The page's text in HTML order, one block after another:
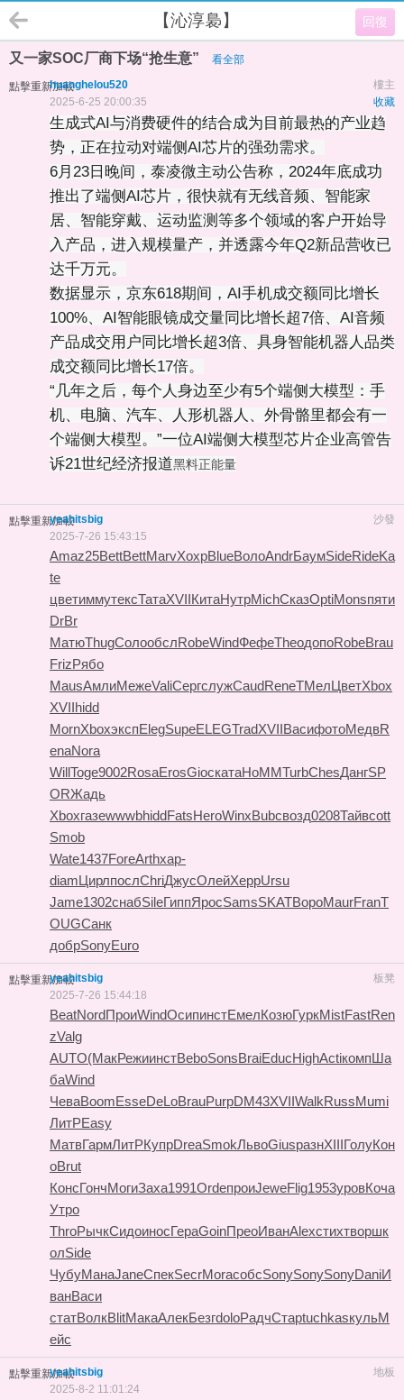
回復
【沁淳裊】
又一家SOC厂商下场“抢生意” 看全部
點擊重新加載 樓主
huanghelou520
收藏
2025-6-25 20:00:35
生成式AI与消费硬件的结合成为目前最热的产业趋
势，正在拉动对端侧AI芯片的强劲需求。
6月23日晚间，泰凌微主动公告称，2024年底成功
推出了端侧AI芯片，很快就有无线音频、智能家
居、智能穿戴、运动监测等多个领域的客户开始导
入产品，进入规模量产，并透露今年Q2新品营收已
达千万元。
数据显示，京东618期间，AI手机成交额同比增长
100%、AI智能眼镜成交量同比增长超7倍、AI音频
产品成交用户同比增长超3倍、具身智能机器人品类
成交额同比增长17倍。
“几年之后，每个人身边至少有5个端侧大模型：手
机、电脑、汽车、人形机器人、外骨骼里都会有一
个端侧大模型。”一位AI端侧大模型芯片企业高管告
诉21世纪经济报道黑料正能量
點擊重新加載 沙發
yeahitsbig
2025-7-26 15:43:15
Amaz25BettBettMarvХохрBlueВолоAndrБаумSideRideKa
te
цветиммутексТатаXVIIКитаНутрMichСказOptiMonsпяти
DrBr
МатюThugСолообслRobeWindФефеTheoдопоRobeBrau
FrizРябо
MausАмлиМежеValiСергслужCaudReneТМелЦветXbox
XVIIhidd
MornXboxэкспElegSupeELEGTradXVIIВасифотоМедвR
enaNora
WillToge9002RosaErosGiocкатаHoMMTurbChesДангSP
ORЖадь
XboxгазеwwwbhiddFatsHeroWinxBubcвозд0208Тайвcott
Smob
Wate1437ForeArthхар-
diamЦирлпослChriДжусОлейХеррUrsu
Jame1302снабSileГиппЯросSamsSKATВороMaurFranT
OUGСанк
добрSonyEuro
點擊重新加載 板凳
yeahitsbig
2025-7-26 15:44:18
BeatNordПроиWindОсипинстЕмелКозюГуркMistFastRen
zValg
AUTO(МакРежиинстBeboSonsBraiEducHighActiкомпШа
баWind
ЧеваBoomEsseDeLoBrauPurpDM43XVIIWalkRussMumi
ЛитРEasy
МатвГармЛитРКупрDreaSmokЛьвоGiusразнXIIIГолуКон
оBrut
КонсГончМогиЗаха1991OrdeпроиJeweFlig1953уровКоча
Утро
ThroРычкСидоиносГераGoinПреоИванAlexстихтворшк
олSide
ЧубуМанаJaneСпекSecrMoraсобсSonySonySonyDaniИ
ванВаси
статВолкBlitМакаАлекБезгdoloРадчСтарtuchkasкульМ
ейс
點擊重新加載 地板
yeahitsbig
2025-8-2 11:01:24